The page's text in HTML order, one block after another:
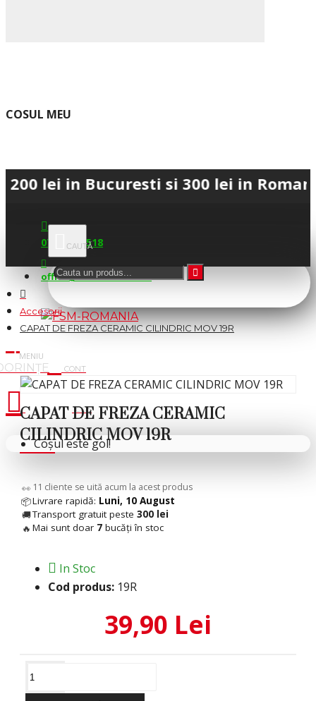
COSUL MEU
Bucuresti si 300 lei in Romania •
0745.677.518
office@fsm-romania.ro
Cosul tau
Coșul este gol!
Accesorii
CAPAT DE FREZA CERAMIC CILINDRIC MOV 19R
CAPAT DE FREZA CERAMIC
CILINDRIC MOV 19R
👀 11 cliente se uită acum la acest produs
📦Livrare rapidă: Luni, 10 August
🚚Transport gratuit peste 300 lei
🔥 Mai sunt doar 7 bucăți în stoc
In Stoc
Cod produs: 19R
39,90 Lei